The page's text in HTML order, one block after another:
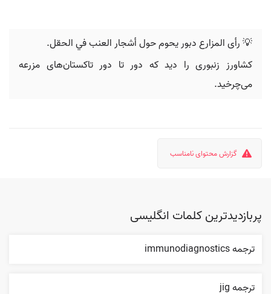
💡 رأى المزارع دبور يحوم حول أشجار العنب في الحقل.
کشاورز زنبوری را دید که دور تا دور تاکستان‌های مزرعه
می‌چرخید.
گزارش محتوای نامناسب
پربازدیدترین کلمات انگلیسی
ترجمه immunodiagnostics
ترجمه jig